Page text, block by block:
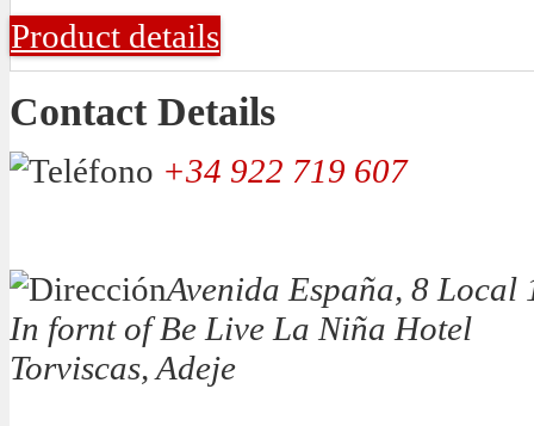
Product details
Contact Details
+34 922 719 607
Avenida España, 8 Local
In fornt of Be Live La Niña Hotel
Torviscas, Adeje